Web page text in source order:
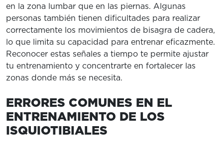
en la zona lumbar que en las piernas. Algunas
personas también tienen dificultades para realizar
correctamente los movimientos de bisagra de cadera,
lo que limita su capacidad para entrenar eficazmente.
Reconocer estas señales a tiempo te permite ajustar
tu entrenamiento y concentrarte en fortalecer las
zonas donde más se necesita.
ERRORES COMUNES EN EL
ENTRENAMIENTO DE LOS
ISQUIOTIBIALES